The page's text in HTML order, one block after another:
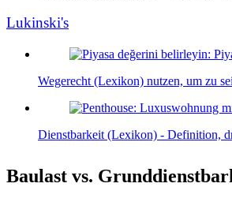
Lukinski's
Wegerecht (Lexikon) nutzen, um zu
Dienstbarkeit (Lexikon) - Definition,
Baulast vs.